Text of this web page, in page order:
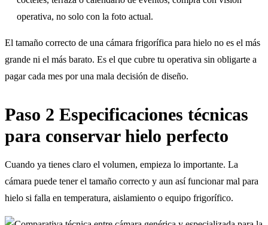
operativa, no solo con la foto actual.
El tamaño correcto de una cámara frigorífica para hielo no es el más
grande ni el más barato. Es el que cubre tu operativa sin obligarte a
pagar cada mes por una mala decisión de diseño.
Paso 2 Especificaciones técnicas
para conservar hielo perfecto
Cuando ya tienes claro el volumen, empieza lo importante. La
cámara puede tener el tamaño correcto y aun así funcionar mal para
hielo si falla en temperatura, aislamiento o equipo frigorífico.